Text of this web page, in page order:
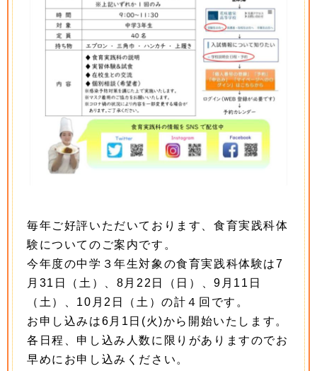
毎年ご好評いただいております、 食育実践科体
験についてのご案内です。
今年度の中学３年生対象の食育実践科体験は7
月31日（土）、 8月22日（日）、9月11日
（土）、10月2日（土）の計４回です。
お申し込みは6月1日(火)から開始いたします。
各日程、 申し込み人数に限りがありますのでお
早めにお申し込みください。